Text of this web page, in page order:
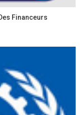
Financeurs